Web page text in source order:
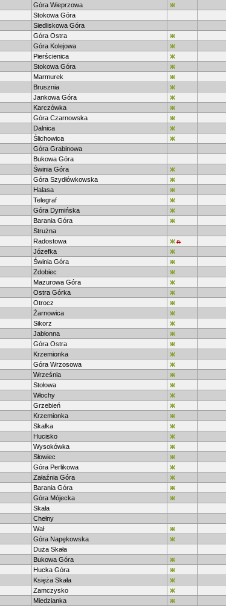
Góra Wieprzowa
Stokowa Góra
Siedliskowa Góra
Góra Ostra
Góra Kolejowa
Pierścienica
Stokowa Góra
Marmurek
Brusznia
Jankowa Góra
Karczówka
Góra Czarnowska
Dalnica
Ślichowica
Góra Grabinowa
Bukowa Góra
Świnia Góra
Góra Szydłówkowska
Halasa
Telegraf
Góra Dymińska
Barania Góra
Strużna
Radostowa
Józefka
Świnia Góra
Zdobiec
Mazurowa Góra
Ostra Górka
Otrocz
Żarnowica
Sikorz
Jabłonna
Góra Ostra
Krzemionka
Góra Wrzosowa
Września
Stołowa
Włochy
Grzebień
Krzemionka
Skałka
Hucisko
Wysokówka
Słowiec
Góra Perlikowa
Załaźnia Góra
Barania Góra
Góra Mójecka
Skała
Chełny
Wał
Góra Napękowska
Duża Skała
Bukowa Góra
Hucka Góra
Księża Skała
Zamczysko
Miedzianka